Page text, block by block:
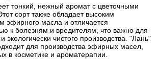
тонкий, нежный аромат с цветочными
сорт также обладает высоким
эфирного масла и отличается
к болезням и вредителям, что важно для
экологически чистого производства. "Лань"
для производства эфирных масел,
в косметике и ароматерапии.